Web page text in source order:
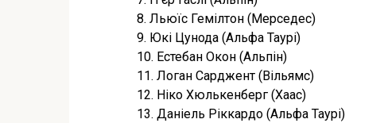
8. Льюїс Гемілтон (Мерседес)
9. Юкі Цунода (Альфа Таурі)
10. Естебан Окон (Альпін)
11. Логан Сарджент (Вільямс)
12. Ніко Хюлькенберг (Хаас)
13. Даніель Ріккардо (Альфа Таурі)